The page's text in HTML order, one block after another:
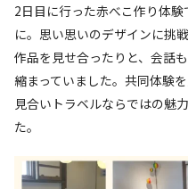
2日目に行った赤べこ作り体
に。思い思いのデザインに挑
作品を見せ合ったりと、会話
縮まっていました。共同体験
見合いトラベルならではの魅
た。